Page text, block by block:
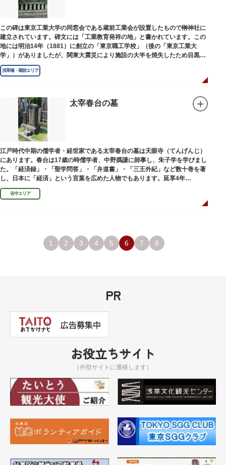
この碑は東京工業大学の同窓会である蔵前工業会が設置したもので榊神社に
建立されています。碑文には「工業教育発祥の地」と書かれています。この
地には明治14年（1881）に創立の「東京職工学校」（後の「東京工業大
学」）がありましたが、関東大震災により施設の大半を焼失したため目黒に
移転しました。
浅草橋・蔵前エリア
太宰春台の墓
江戸時代中期の儒学者・経世家である太宰春台の墓は天眼寺（てんげんじ）
にあります。春台は17歳の時儒学者、中野撝謙に師事し、朱子学を学びまし
た。「経済録」・「聖学問答」・「弁道書」・「三王外紀」など数十巻を著
し、日本に「経済」という言葉を広めた人物でもあります。延享4年
（1747）に没しました。
谷中エリア
1 2 3 4 5 6 7 8
PR
お役立ちサイト
（外部サイトに遷移します）